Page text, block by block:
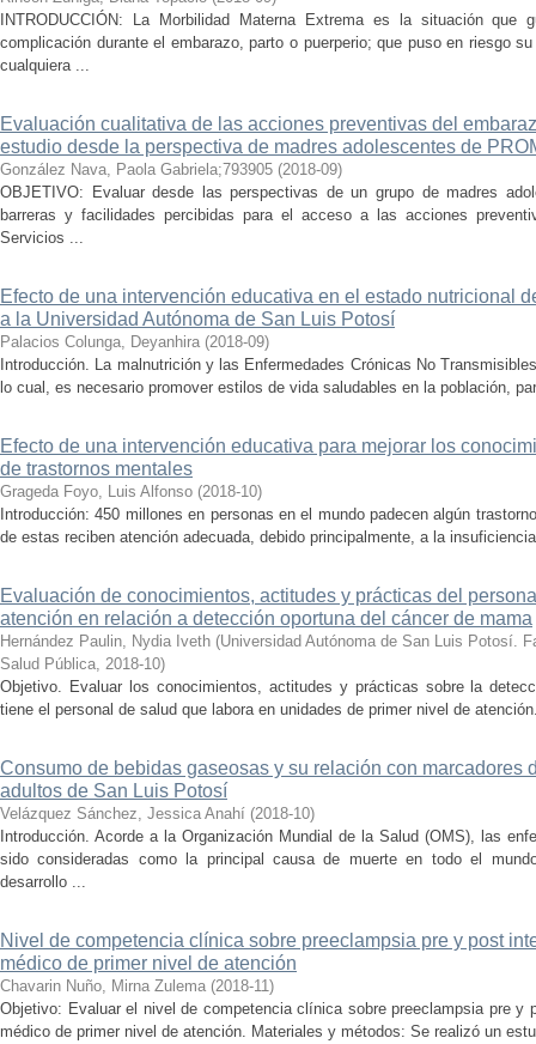
INTRODUCCIÓN: La Morbilidad Materna Extrema es la situación
complicación durante el embarazo, parto o puerperio; que puso en riesgo
cualquiera ...
Evaluación cualitativa de las acciones preventivas del
estudio desde la perspectiva de madres adolescentes de
González Nava, Paola Gabriela;793905 (2018-09)
OBJETIVO: Evaluar desde las perspectivas de un grupo de madres
barreras y facilidades percibidas para el acceso a las acciones
Servicios ...
Efecto de una intervención educativa en el estado nutricional
a la Universidad Autónoma de San Luis Potosí
Palacios Colunga, Deyanhira (2018-09)
Introducción. La malnutrición y las Enfermedades Crónicas No
lo cual, es necesario promover estilos de vida saludables en la población,
Efecto de una intervención educativa para mejorar los
de trastornos mentales
Grageda Foyo, Luis Alfonso (2018-10)
Introducción: 450 millones en personas en el mundo padecen algún
de estas reciben atención adecuada, debido principalmente, a la
Evaluación de conocimientos, actitudes y prácticas del
atención en relación a detección oportuna del cáncer de mama
Hernández Paulin, Nydia Iveth (Universidad Autónoma de San Luis Potosí.
Salud Pública, 2018-10)
Objetivo. Evaluar los conocimientos, actitudes y prácticas sobre la
tiene el personal de salud que labora en unidades de primer nivel de
Consumo de bebidas gaseosas y su relación con marcadores
adultos de San Luis Potosí
Velázquez Sánchez, Jessica Anahí (2018-10)
Introducción. Acorde a la Organización Mundial de la Salud (OMS), las
sido consideradas como la principal causa de muerte en todo el
desarrollo ...
Nivel de competencia clínica sobre preeclampsia pre y post
médico de primer nivel de atención
Chavarin Nuño, Mirna Zulema (2018-11)
Objetivo: Evaluar el nivel de competencia clínica sobre preeclampsia pre y
médico de primer nivel de atención. Materiales y métodos: Se realizó un